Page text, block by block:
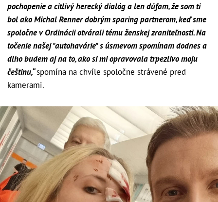
pochopenie a citlivý herecký dialóg a len dúfam, že som ti
bol ako Michal Renner dobrým sparing partnerom, keď sme
spoločne v Ordinácii otvárali tému ženskej zraniteľnosti. Na
točenie našej "autohavárie" s úsmevom spomínam dodnes a
dlho budem aj na to, ako si mi opravovala trpezlivo moju
češtinu,“spomína na chvíle spoločne strávené pred
kamerami.